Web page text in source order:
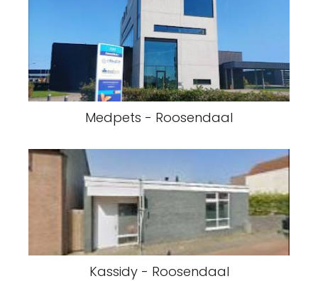
Medpets - Roosendaal
Kassidy - Roosendaal